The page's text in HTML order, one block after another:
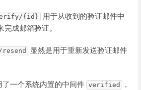
{id}
用于从收到的验证邮件中
成邮箱验证。
显然是用于重新发送验证邮件
了一个系统内置的中间件 verified
，